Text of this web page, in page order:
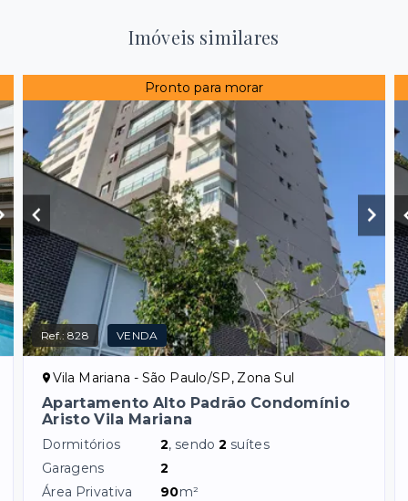
Imóveis similares
Pronto para morar
Ref.:828 VENDA
Vila Mariana - São Paulo/SP, Zona Sul
Apartamento Alto Padrão Condomínio
Aristo Vila Mariana
Dormitórios 2, sendo2 suítes
Garagens
2
Área Privativa
90m²